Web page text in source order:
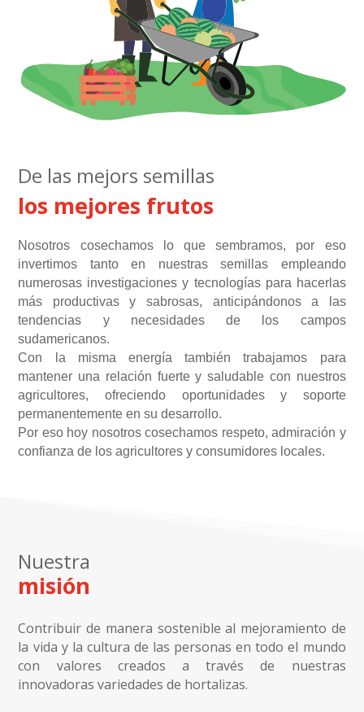
De las mejors semillas
los mejores frutos
Nosotros cosechamos lo que sembramos, por eso
invertimos tanto en nuestras semillas empleando
numerosas investigaciones y tecnologías para hacerlas
más productivas y sabrosas, anticipándonos a las
tendencias y necesidades de los campos
sudamericanos.
Con la misma energía también trabajamos para
mantener una relación fuerte y saludable con nuestros
agricultores, ofreciendo oportunidades y soporte
permanentemente en su desarrollo.
Por eso hoy nosotros cosechamos respeto, admiración y
confianza de los agricultores y consumidores locales.
Nuestra
misión
Contribuir de manera sostenible al mejoramiento de
la vida y la cultura de las personas en todo el mundo
con valores creados a través de nuestras
innovadoras variedades de hortalizas.